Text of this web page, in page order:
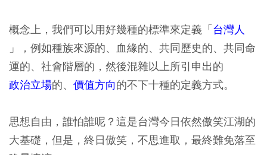
概念上，我們可以用好幾種的標準來定義「台灣人
」，例如種族來源的、血緣的、共同歷史的、共同命
運的、社會階層的，然後混雜以上所引申出的
政治立場的、 價值方向的不下十種的定義方式。
思想自由，誰怕誰呢？這是台灣今日依然傲笑江湖的
大基礎，但是，終日傲笑，不思進取，最終難免落至